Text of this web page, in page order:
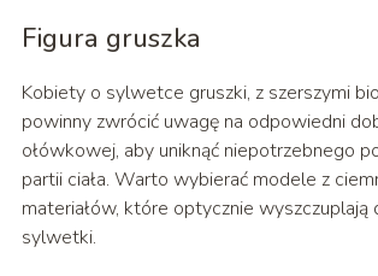
Figura gruszka
Kobiety o sylwetce gruszki, z szerszymi
powinny zwrócić uwagę na odpowiedni
ołówkowej, aby uniknąć niepotrzebnego
partii ciała. Warto wybierać modele z
materiałów, które optycznie wyszczuplają
sylwetki.